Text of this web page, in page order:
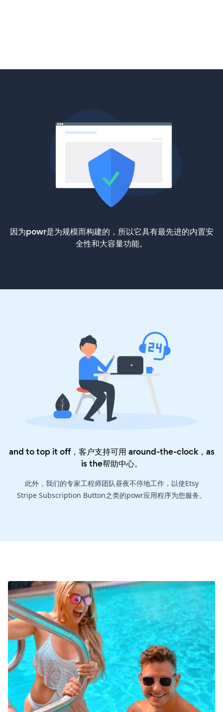
因为powr是为规模而构建的，所以它具有最先进的内置安
全性和大容量功能。
and to top it off，客户支持可用 around-the-clock，as
is the帮助中心。
此外，我们的专家工程师团队昼夜不停地工作，以使Etsy
Stripe Subscription Button之类的powr应用程序为您服务。